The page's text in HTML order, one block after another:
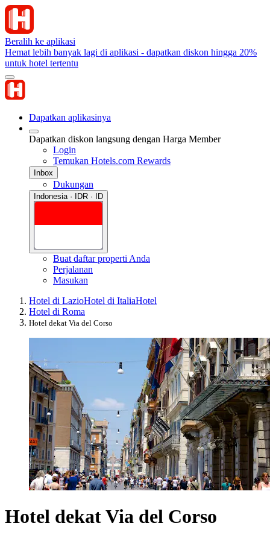
Beralih ke aplikasi
Hemat lebih banyak lagi di aplikasi - dapatkan diskon hingga 20%
untuk hotel tertentu
Dapatkan aplikasinya
Dapatkan diskon langsung dengan Harga Member
Login
Temukan Hotels.com Rewards
Inbox
Dukungan
Indonesia · IDR · ID
Buat daftar properti Anda
Perjalanan
Masukan
Hotel di LazioHotel di ItaliaHotel
Hotel di Roma
Hotel dekat Via del Corso
Hotel dekat Via del Corso